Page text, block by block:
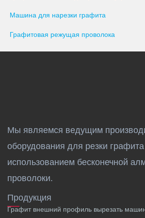
Машина для нарезки графита
Графитовая режущая проволока
Мы являемся ведущим
оборудования для резки
использованием бесконечной
проволоки.
Продукция
Графит внешний профиль вырезать